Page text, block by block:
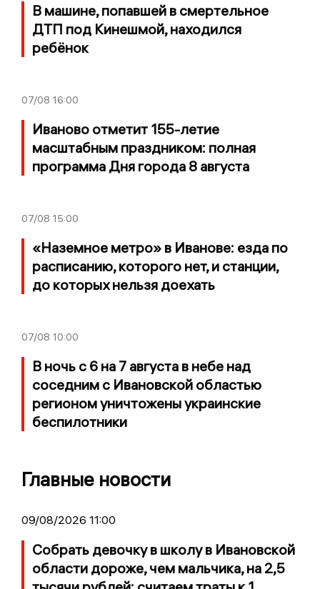
В машине, попавшей в смертельное
ДТП под Кинешмой, находился
ребёнок
07/08 16:00
Иваново отметит 155-летие
масштабным праздником: полная
программа Дня города 8 августа
07/08 15:00
«Наземное метро» в Иванове: езда по
расписанию, которого нет, и станции,
до которых нельзя доехать
07/08 10:00
В ночь с 6 на 7 августа в небе над
соседним с Ивановской областью
регионом уничтожены украинские
беспилотники
Главные новости
09/08/2026 11:00
Собрать девочку в школу в Ивановской
области дороже, чем мальчика, на 2,5